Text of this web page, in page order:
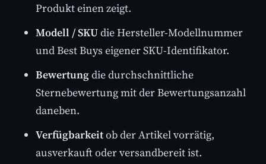
Produkt einen zeigt.
Modell / SKUdie Hersteller-Modellnummer
und Best Buys eigener SKU-Identifikator.
Bewertungdie durchschnittliche
Sternebewertung mit der Bewertungsanzahl
daneben.
Verfügbarkeitob der Artikel vorrätig,
ausverkauft oder versandbereit ist.